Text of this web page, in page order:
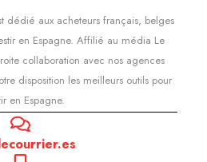
dédié aux acheteurs français, belges
en Espagne. Affilié au média Le
collaboration avec nos agences
disposition les meilleurs outils pour
en Espagne.